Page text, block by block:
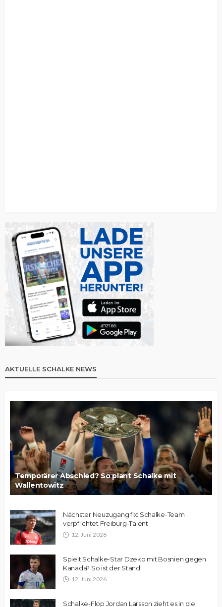
AKTUELLE SCHALKE NEWS
Temporärer Abschied? So plant Schalke mit
Wallentowitz
Nächster Neuzugang fix: Schalke-Team
verpflichtet Freiburg-Talent
12. Juni 2026
Spielt Schalke-Star Dzeko mit Bosnien gegen
Kanada? So ist der Stand
12. Juni 2026
Schalke-Flop Jordan Larsson zieht es in die